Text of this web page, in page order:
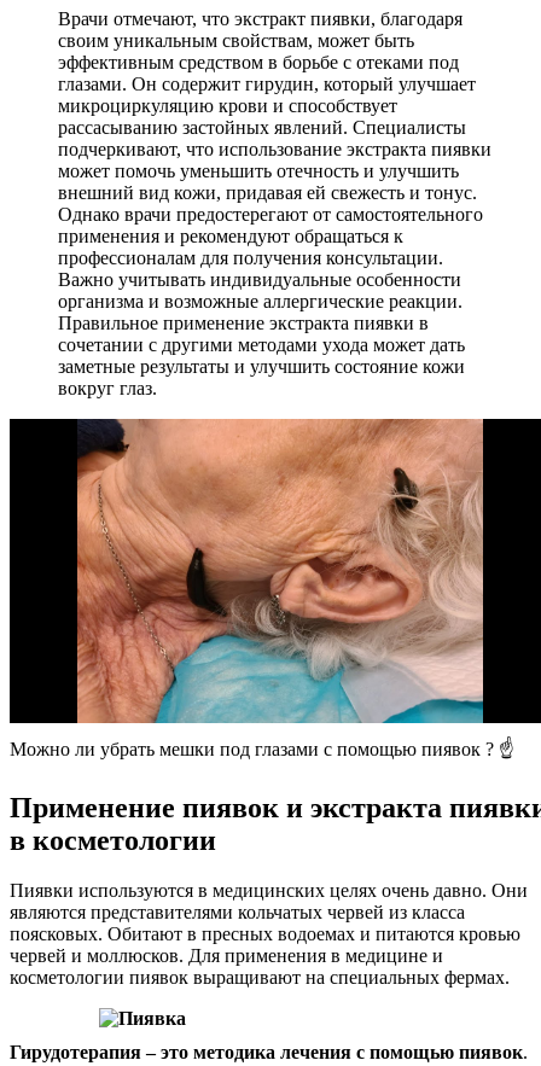
Врачи отмечают, что экстракт пиявки, благодаря
своим уникальным свойствам, может быть
эффективным средством в борьбе с отеками под
глазами. Он содержит гирудин, который улучшает
микроциркуляцию крови и способствует
рассасыванию застойных явлений. Специалисты
подчеркивают, что использование экстракта пиявки
может помочь уменьшить отечность и улучшить
внешний вид кожи, придавая ей свежесть и тонус.
Однако врачи предостерегают от самостоятельного
применения и рекомендуют обращаться к
профессионалам для получения консультации.
Важно учитывать индивидуальные особенности
организма и возможные аллергические реакции.
Правильное применение экстракта пиявки в
сочетании с другими методами ухода может дать
заметные результаты и улучшить состояние кожи
вокруг глаз.
Можно ли убрать мешки под глазами с помощью пиявок ? ☝️
Применение пиявок и экстракта
в косметологии
Пиявки используются в медицинских целях очень давно. Они
являются представителями кольчатых червей из класса
поясковых. Обитают в пресных водоемах и питаются кровью
червей и моллюсков. Для применения в медицине и
косметологии пиявок выращивают на специальных фермах.
Гирудотерапия – это методика лечения с помощью пиявок.